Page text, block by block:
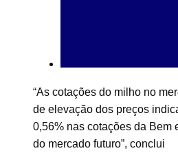
“As cotações do milho no
de elevação dos preços
0,56% nas cotações da Bem
do mercado futuro”, conclui